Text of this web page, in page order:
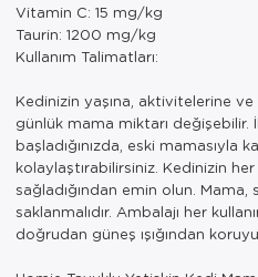
Vitamin C: 15 mg/kg
Taurin: 1200 mg/kg
Kullanım Talimatları:
Kedinizin yaşına, aktivitelerine
günlük mama miktarı değişebilir.
başladığınızda, eski mamasıyla
kolaylaştırabilirsiniz. Kedinizin
sağladığından emin olun.
saklanmalıdır. Ambalajı her
doğrudan güneş ışığından